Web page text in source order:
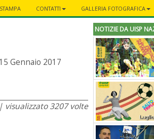
CONTATTI GALLERIA FOTOGRAFICA
Gennaio 2017
3207 volte
NOTIZIE DA UISP